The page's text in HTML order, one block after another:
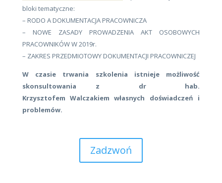
bloki tematyczne:
– RODO A DOKUMENTACJA PRACOWNICZA
– NOWE ZASADY PROWADZENIA AKT OSOBOWYCH
PRACOWNIKÓW W 2019r.
– ZAKRES PRZEDMIOTOWY DOKUMENTACJI PRACOWNICZEJ
W czasie trwania szkolenia istnieje możliwość
skonsultowania z dr hab.
Krzysztofem Walczakiem własnych doświadczeń i
problemów.
Zadzwoń